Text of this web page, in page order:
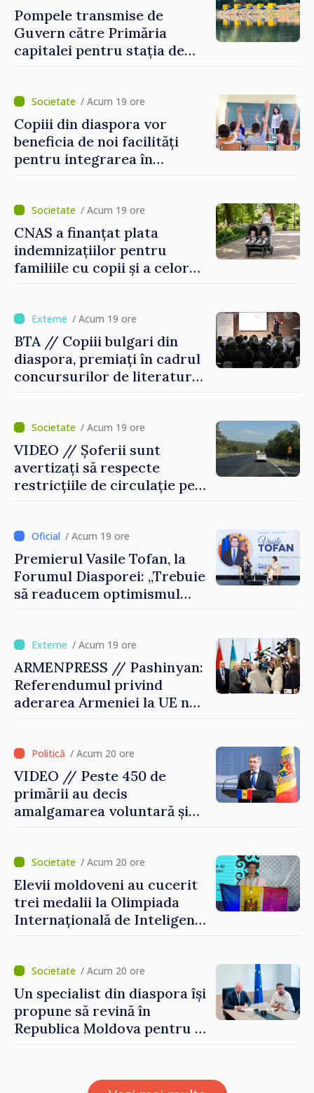
Pompele transmise de
Guvern către Primăria
capitalei pentru stația de
puse în funcțiune
/ Acum 19 ore
Copiii din diaspora vor
beneficia de noi facilități
pentru integrarea în
/ Acum 19 ore
CNAS a finanțat plata
indemnizațiilor pentru
familiile cu copii și a celor
/ Acum 19 ore
BTA // Copiii bulgari din
diaspora, premiați în cadrul
concursurilor de literatură,
Bulgarii din Străinătate
/ Acum 19 ore
VIDEO // Șoferii sunt
avertizați să respecte
restricțiile de circulație pe
reparație/ Acum 19 ore
Premierul Vasile Tofan, la
Forumul Diasporei: „Trebuie
să readucem optimismul
direcția corectă”
/ Acum 19 ore
ARMENPRESS // Pashinyan:
Referendumul privind
aderarea Armeniei la UE nu
/ Acum 20 ore
VIDEO // Peste 450 de
primării au decis
amalgamarea voluntară și
Grosu: „Este important să
depășim blocajele și să dăm o
șansă localităților să se
dezvolte”
/ Acum 20 ore
Elevii moldoveni au cucerit
trei medalii la Olimpiada
Internațională de Inteligență
/ Acum 20 ore
Un specialist din diaspora își
propune să revină în
Republica Moldova pentru a